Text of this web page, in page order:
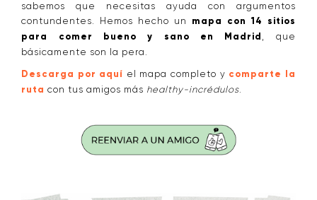
sabemos que necesitas ayuda con argumentos
contundentes. Hemos hecho un
mapa con 14 sitios
para comer bueno y sano en Madrid , que
básicamente son la pera.
Descarga por aquí el mapa completo y comparte la
ruta con tus amigos más healthy-incrédulos.